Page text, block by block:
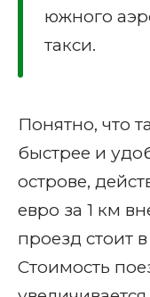
южного
такси.
Понятно, что
быстрее и
острове,
евро за 1 км
проезд стоит
Стоимость